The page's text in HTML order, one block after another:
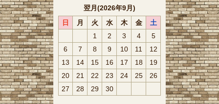
翌月(2026年9月)
日
月 火 水 木 金
土
1
2 3 4
5
6
7 8 9 10 11
12
13
14 15 16 17 18
19
20
21 22 23 24 25
26
27
28 29 30